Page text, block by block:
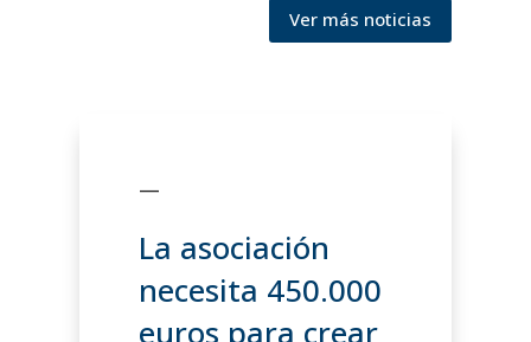
Ver más noticias
—
La asociación
necesita 450.000
euros para crear